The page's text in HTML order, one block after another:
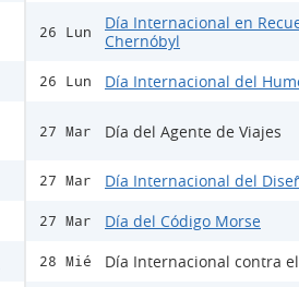
26 Lun
Día Internacional en
Chernóbyl
26 Lun Día Internacional del
27 Mar Día del Agente de Viajes
27 Mar Día Internacional del
27 Mar Día del Código Morse
28 Mié Día Internacional contra